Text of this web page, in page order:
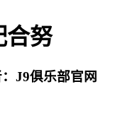
合努
J9俱乐部官网